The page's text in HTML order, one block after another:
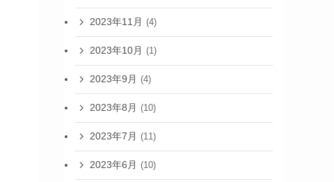
2023年11月 (4)
2023年10月 (1)
2023年9月 (4)
2023年8月 (10)
2023年7月 (11)
2023年6月 (10)